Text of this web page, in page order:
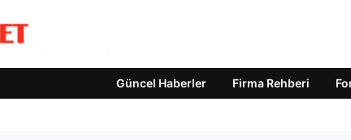
Güncel Haberler Firma Rehberi